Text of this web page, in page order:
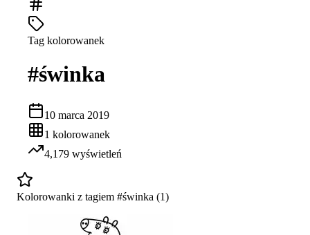
Tag kolorowanek
#świnka
10 marca 2019
1 kolorowanek
4,179 wyświetleń
Kolorowanki z tagiem #świnka (1)